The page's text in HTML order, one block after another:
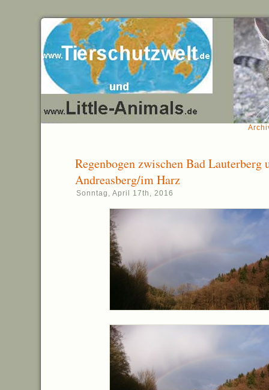
Regenbogen zwischen Bad Lauterberg
Andreasberg/im Harz
Sonntag, April 17th, 2016